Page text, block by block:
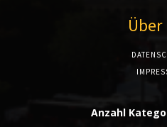
Über
Anzahl